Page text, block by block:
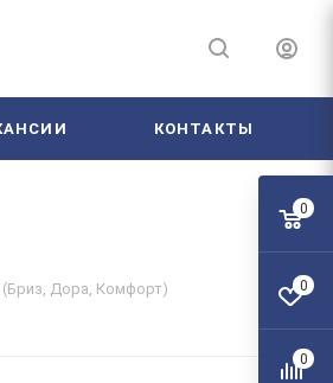
КОНТАКТЫ
(Бриз, Дора, Комфорт)
0
0
0